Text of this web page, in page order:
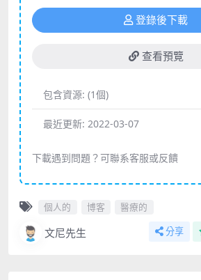
登錄後下載
查看預覽
包含資源: (1個)
最近更新: 2022-03-07
下載遇到問題？可聯系客服或反饋
個人的 博客 醫療的
文尼先生 分享